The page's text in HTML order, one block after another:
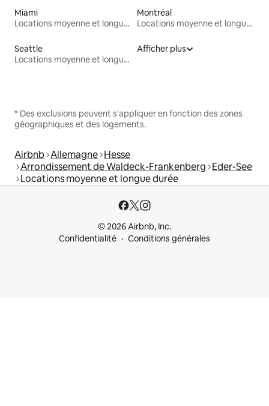
Miami
Locations moyenne et longue durée
Montréal
Locations moyenne et longue durée
Seattle
Locations moyenne et longue durée
Afficher plus
* Des exclusions peuvent s'appliquer en fonction des zones
géographiques et des logements.
Airbnb Allemagne Hesse
Arrondissement de Waldeck-Frankenberg Eder-See
Locations moyenne et longue durée
© 2026 Airbnb, Inc.
Confidentialité
Conditions générales